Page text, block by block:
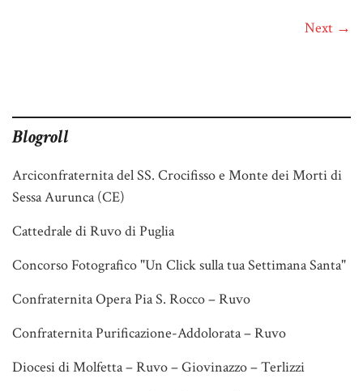
Next →
Blogroll
Arciconfraternita del SS. Crocifisso e Monte dei Morti di
Sessa Aurunca (CE)
Cattedrale di Ruvo di Puglia
Concorso Fotografico "Un Click sulla tua Settimana Santa"
Confraternita Opera Pia S. Rocco – Ruvo
Confraternita Purificazione-Addolorata – Ruvo
Diocesi di Molfetta – Ruvo – Giovinazzo – Terlizzi